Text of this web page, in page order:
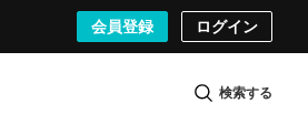
会員登録 ログイン
検索する